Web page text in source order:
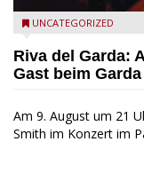
Riva del Garda -
UNCATEGORIZED
Riva del Garda:
Gast beim
Am 9. August um 21
Smith im Konzert im